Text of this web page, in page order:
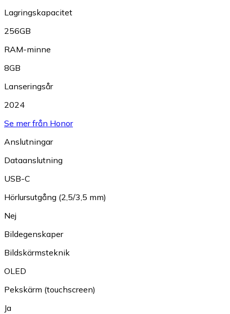
Lagringskapacitet
256GB
RAM-minne
8GB
Lanseringsår
2024
Se mer från Honor
Anslutningar
Dataanslutning
USB-C
Hörlursutgång (2,5/3,5 mm)
Nej
Bildegenskaper
Bildskärmsteknik
OLED
Pekskärm (touchscreen)
Ja